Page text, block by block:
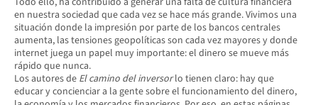
en nuestra sociedad que cada vez se hace más grande. Vivimos una
situación donde la impresión por parte de los bancos centrales
aumenta, las tensiones geopolíticas son cada vez mayores y donde
internet juega un papel muy importante: el dinero se mueve más
rápido que nunca.
Los autores de El camino del inversorlo tienen claro: hay que
educar y concienciar a la gente sobre el funcionamiento del dinero,